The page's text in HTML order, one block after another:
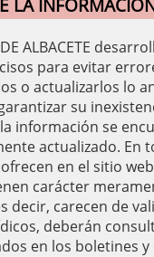
LA
ALBACETE
para evitar
o actualizarlos lo
su
información se
actualizado. En
en el sitio
carácter
decir, carecen de
deberán
en los boletines y